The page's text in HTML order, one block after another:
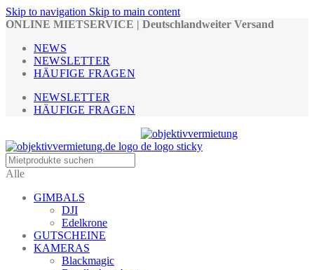
Skip to navigation Skip to main content
ONLINE MIETSERVICE | Deutschlandweiter Versand
NEWS
NEWSLETTER
HÄUFIGE FRAGEN
NEWSLETTER
HÄUFIGE FRAGEN
Alle
GIMBALS
DJI
Edelkrone
GUTSCHEINE
KAMERAS
Blackmagic